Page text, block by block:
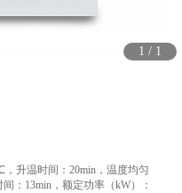
1 / 1
升温时间：20min，温度均匀
：13min，额定功率（kW）：